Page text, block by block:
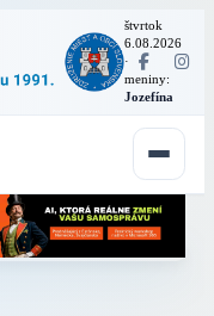
štvrtok
6.08.2026
·
meniny:
Jozefína